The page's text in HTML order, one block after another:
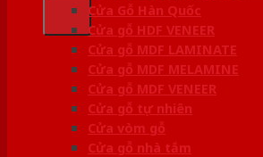
Cửa Gỗ Hàn Quốc
Cửa gỗ HDF VENEER
Cửa gỗ MDF LAMINATE
Cửa gỗ MDF MELAMINE
Cửa gỗ MDF VENEER
Cửa gỗ tự nhiên
Cửa vòm gỗ
Cửa gỗ nhà tắm